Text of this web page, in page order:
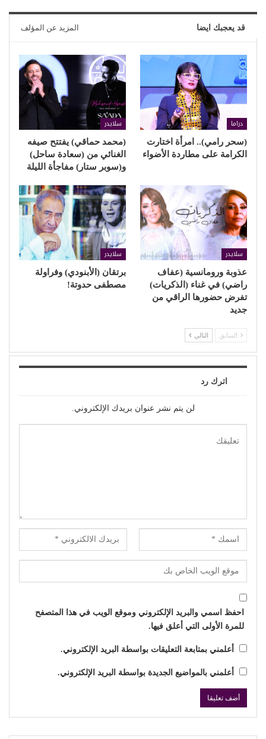
قد يعجبك ايضا المزيد عن المؤلف
دراما
(سحر رامي).. امرأة اختارت
الكرامة على مطاردة الأضواء
سلايدر
(محمد حماقي) يفتتح صيفه
الغنائي من (سعادة ساحل)
و(سوبر ستار) مفاجأة الليلة
سلايدر
عذوبة ورومانسية (عفاف
راضي) في غناء (الذكريات)
تفرض حضورها الراقي من
جديد
سلايدر
برتقان (الأبنودي) وفراولة
مصطفى حدوتة!
السابق التالي
اترك رد
لن يتم نشر عنوان بريدك الإلكتروني.
احفظ اسمي والبريد الإلكتروني وموقع الويب في هذا المتصفح
للمرة الأولى التي أعلق فيها.
أعلمني بمتابعة التعليقات بواسطة البريد الإلكتروني.
أعلمني بالمواضيع الجديدة بواسطة البريد الإلكتروني.